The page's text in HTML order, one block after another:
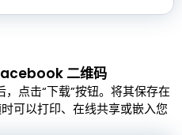
二维码
点击“下载”按钮。将其保存在
可以打印、在线共享或嵌入您